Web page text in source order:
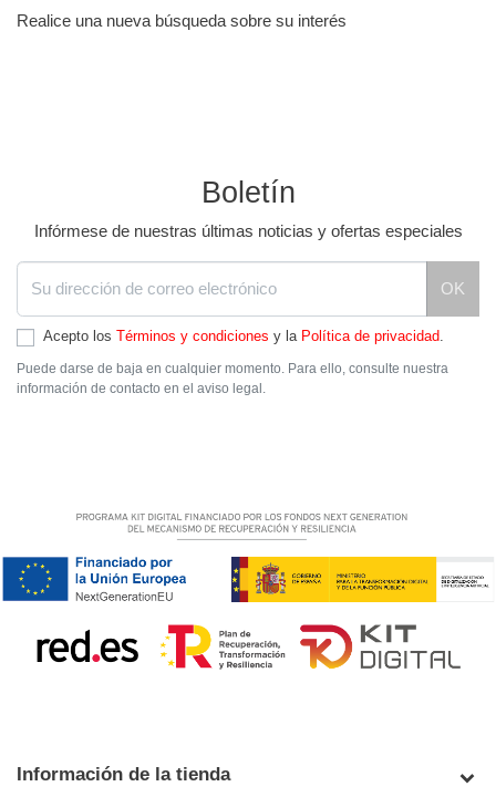
Realice una nueva búsqueda sobre su interés
Boletín
Infórmese de nuestras últimas noticias y ofertas especiales
OK
Acepto los Términos y condiciones y la Política de privacidad
Puede darse de baja en cualquier momento. Para ello, consulte nuestra
información de contacto en el aviso legal.
Información de la tienda